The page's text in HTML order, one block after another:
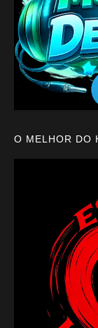
O MELHOR DO